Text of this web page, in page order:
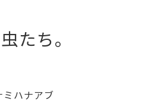
たち。
ハナアブ